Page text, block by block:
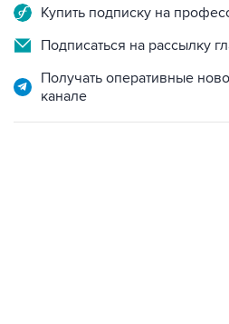
Купить подписку на
Подписаться на рассылку
Получать оперативные
канале